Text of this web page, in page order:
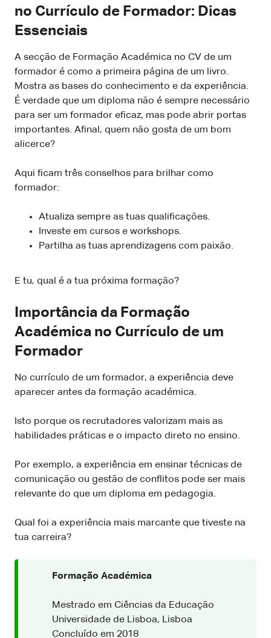
no Currículo de Formador: Dicas
Essenciais
A secção de Formação Académica no CV de um
formador é como a primeira página de um livro.
Mostra as bases do conhecimento e da experiência.
É verdade que um diploma não é sempre necessário
para ser um formador eficaz, mas pode abrir portas
importantes. Afinal, quem não gosta de um bom
alicerce?
Aqui ficam três conselhos para brilhar como
formador:
Atualiza sempre as tuas qualificações.
Investe em cursos e workshops.
Partilha as tuas aprendizagens com paixão.
E tu, qual é a tua próxima formação?
Importância da Formação
Académica no Currículo de um
Formador
No currículo de um formador, a experiência deve
aparecer antes da formação académica.
Isto porque os recrutadores valorizam mais as
habilidades práticas e o impacto direto no ensino.
Por exemplo, a experiência em ensinar técnicas de
comunicação ou gestão de conflitos pode ser mais
relevante do que um diploma em pedagogia.
Qual foi a experiência mais marcante que tiveste na
tua carreira?
Formação Académica
Mestrado em Ciências da Educação
Universidade de Lisboa, Lisboa
Concluído em 2018